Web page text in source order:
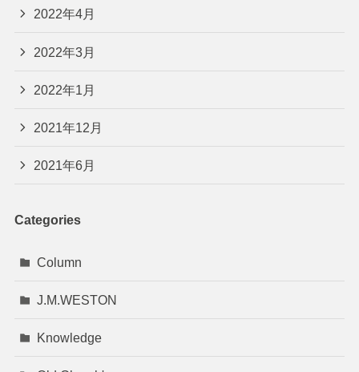
2022年4月
2022年3月
2022年1月
2021年12月
2021年6月
Categories
Column
J.M.WESTON
Knowledge